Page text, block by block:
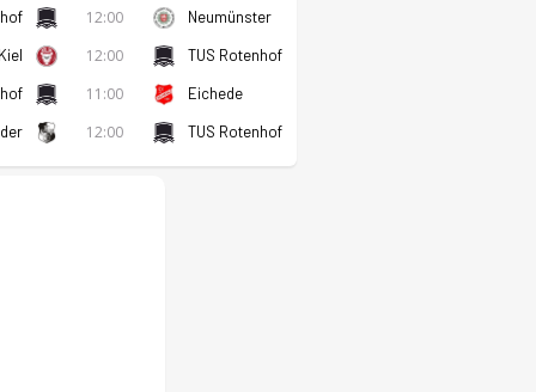
12:00 Neumünster
12:00 TUS Rotenhof
11:00 Eichede
12:00 TUS Rotenhof